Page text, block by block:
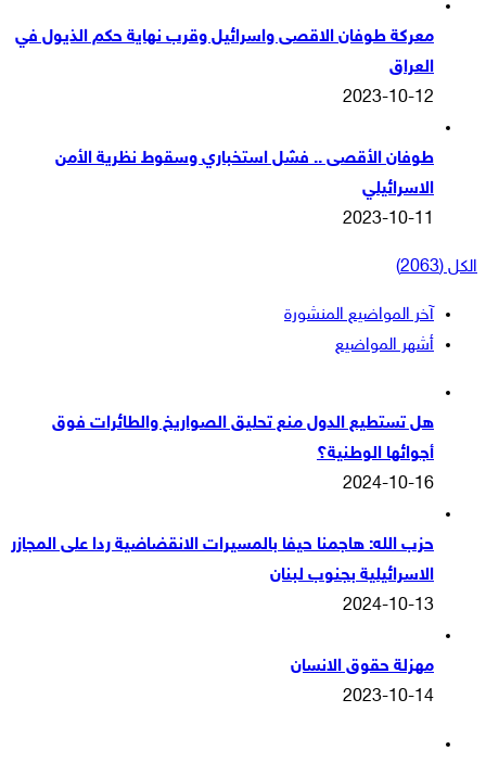
معركة طوفان الاقصى واسرائيل وقرب نهاية حكم الذيول في
العراق
2023-10-12
طوفان الأقصى .. فشل استخباري وسقوط نظرية الأمن
الاسرائيلي
2023-10-11
آخر المواضيع المنشورة
أشهر المواضيع
هل تستطيع الدول منع تحليق الصواريخ والطائرات فوق
أجوائها الوطنية؟
2024-10-16
حزب الله: هاجمنا حيفا بالمسيرات الانقضاضية ردا على المجازر
الاسرائيلية بجنوب لبنان
2024-10-13
مهزلة حقوق الانسان
2023-10-14